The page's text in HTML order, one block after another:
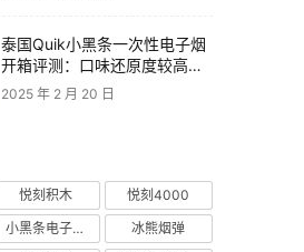
泰国Quik小黑条一次性电子烟
开箱评测：口味还原度较高，
层次丰富
2025 年 2 月 20 日
悦刻积木 悦刻4000
小黑条电子烟 冰熊烟弹